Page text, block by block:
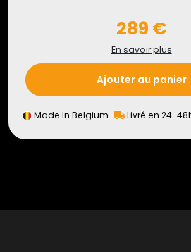
289 €
En savoir plus
Ajouter au panier
Made In Belgium Livré en 24-